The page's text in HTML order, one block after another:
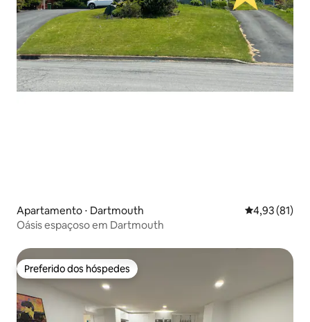
Apartamento ⋅ Dartmouth 4,93 de uma
4,93 (81)
Oásis espaçoso em Dartmouth
Preferido dos hóspedes
Preferido dos hóspedes